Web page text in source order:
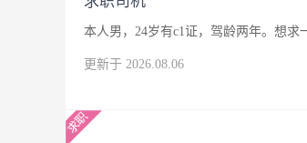
本人男，24岁有c1证，驾龄两年。想求
更新于 2026.08.06